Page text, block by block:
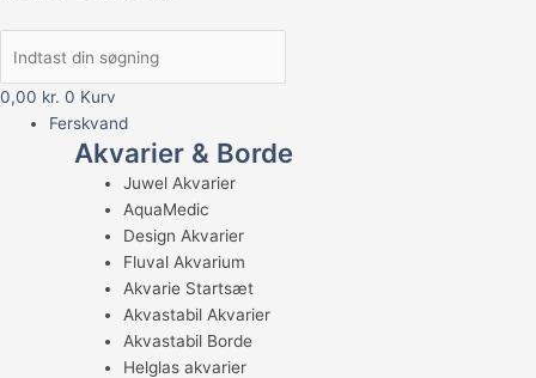
0,00 kr. 0 Kurv
Ferskvand
Akvarier & Borde
Juwel Akvarier
AquaMedic
Design Akvarier
Fluval Akvarium
Akvarie Startsæt
Akvastabil Akvarier
Akvastabil Borde
Helglas akvarier